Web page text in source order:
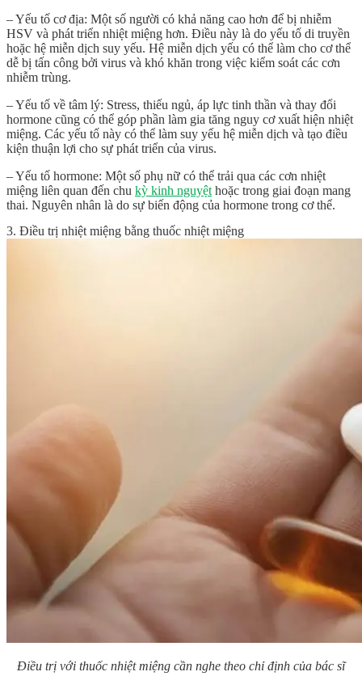
– Yếu tố cơ địa: Một số người có khả năng cao hơn để bị nhiễm
HSV và phát triển nhiệt miệng hơn. Điều này là do yếu tố di truyền
hoặc hệ miễn dịch suy yếu. Hệ miễn dịch yếu có thể làm cho cơ thể
dễ bị tấn công bởi virus và khó khăn trong việc kiểm soát các cơn
nhiễm trùng.
– Yếu tố về tâm lý: Stress, thiếu ngủ, áp lực tinh thần và thay đổi
hormone cũng có thể góp phần làm gia tăng nguy cơ xuất hiện nhiệt
miệng. Các yếu tố này có thể làm suy yếu hệ miễn dịch và tạo điều
kiện thuận lợi cho sự phát triển của virus.
– Yếu tố hormone: Một số phụ nữ có thể trải qua các cơn nhiệt
miệng liên quan đến chu kỳ kinh nguyệthoặc trong giai đoạn mang
thai. Nguyên nhân là do sự biến động của hormone trong cơ thể.
3. Điều trị nhiệt miệng bằng thuốc nhiệt miệng
Điều trị với thuốc nhiệt miệng cần nghe theo chỉ định của bác sĩ